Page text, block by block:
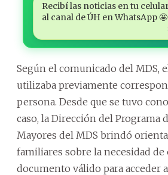
Recibí las noticias en tu
al canal de ÚH en WhatsApp 🤩
Según el comunicado del MDS,
utilizaba previamente
persona. Desde que se tuvo
caso, la Dirección del Programa
Mayores del MDS brindó
familiares sobre la necesidad
documento válido para acceder